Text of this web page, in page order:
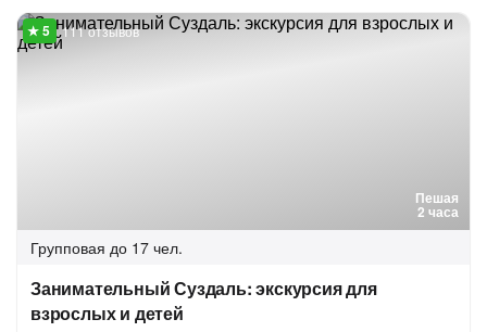
Пешая
2 часа
111 отзывов
Групповая до 17 чел.
Занимательный Суздаль: экскурсия для
взрослых и детей